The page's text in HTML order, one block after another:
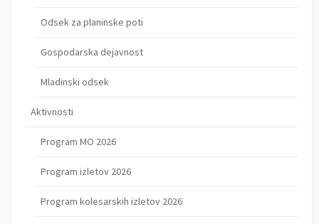
Odsek za planinske poti
Gospodarska dejavnost
Mladinski odsek
Aktivnosti
Program MO 2026
Program izletov 2026
Program kolesarskih izletov 2026